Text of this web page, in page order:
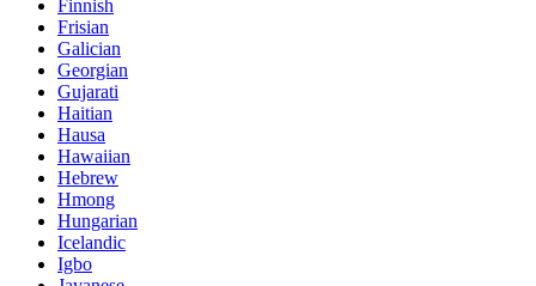
Finnish
Frisian
Galician
Georgian
Gujarati
Haitian
Hausa
Hawaiian
Hebrew
Hmong
Hungarian
Icelandic
Igbo